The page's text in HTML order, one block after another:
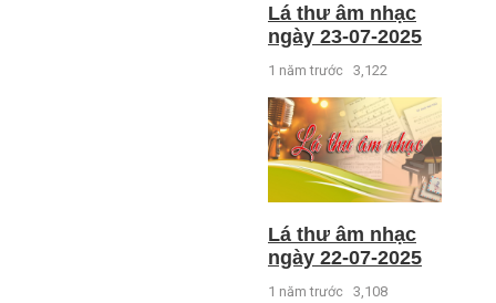
Lá thư âm nhạc
ngày 23-07-2025
1 năm trước 3,122
Lá thư âm nhạc
ngày 22-07-2025
1 năm trước 3,108